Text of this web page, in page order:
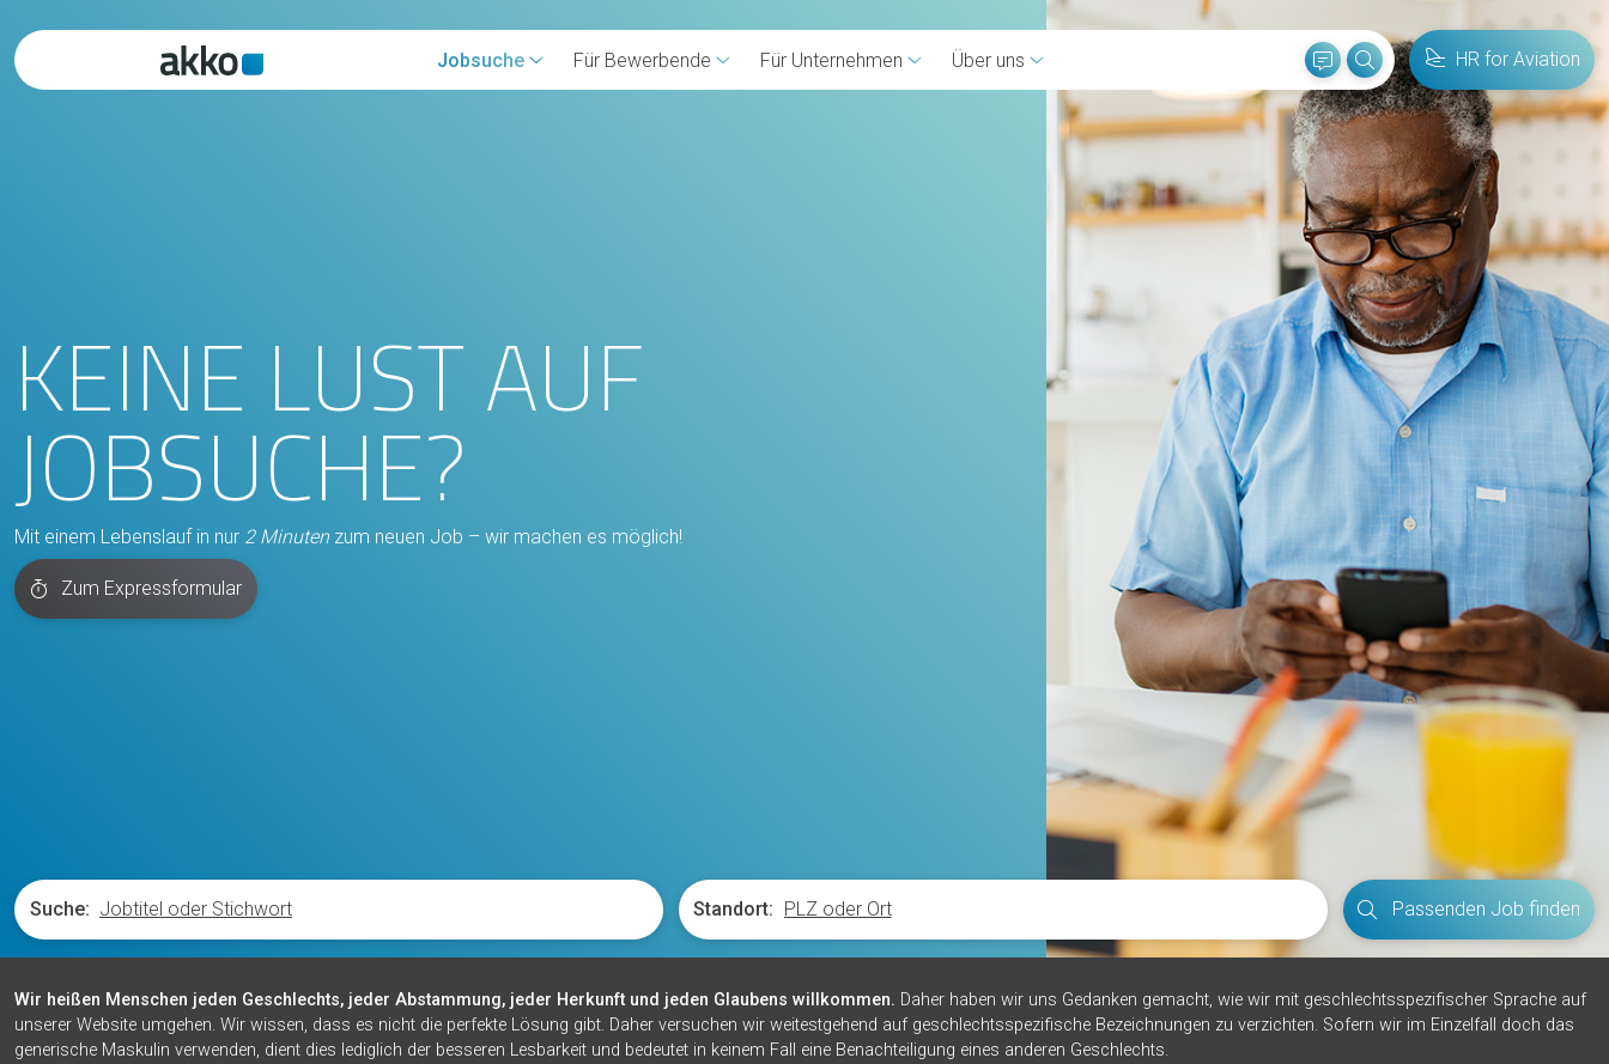
Jobsuche Für Bewerbende Für Unternehmen Über uns HR for Aviation
KEINE LUST AUF
JOBSUCHE?
Mit einem Lebenslauf in nur 2 Minutenzum neuen Job – wir machen es möglich!
Zum Expressformular
Suche: Standort: Passenden Job finden
Wir heißen Menschen jeden Geschlechts, jeder Abstammung, jeder Herkunft und jeden Glaubens willkommen. Daher haben wir uns Gedanken gemacht, wie wir mit geschlechtsspezifischer Sprache auf
unserer Website umgehen. Wir wissen, dass es nicht die perfekte Lösung gibt. Daher versuchen wir weitestgehend auf geschlechtsspezifische Bezeichnungen zu verzichten. Sofern wir im Einzelfall doch das
generische Maskulin verwenden, dient dies lediglich der besseren Lesbarkeit und bedeutet in keinem Fall eine Benachteiligung eines anderen Geschlechts.